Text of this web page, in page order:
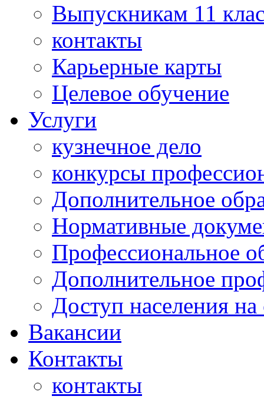
Выпускникам 11
контакты
Карьерные карты
Целевое обучение
Услуги
кузнечное дело
конкурсы
Дополнительное
Нормативные
Профессиональное
Дополнительное
Доступ населения
Вакансии
Контакты
контакты